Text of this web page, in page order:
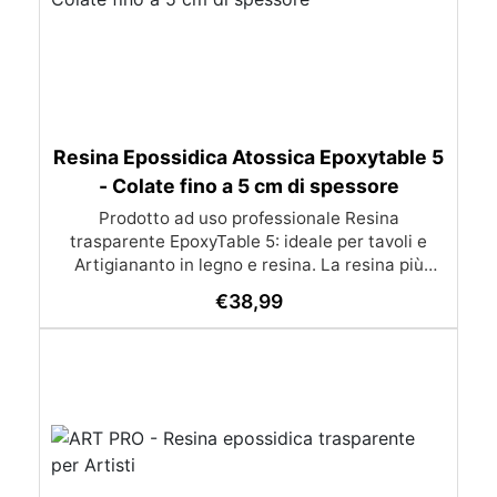
Resina Epossidica Atossica Epoxytable 5
- Colate fino a 5 cm di spessore
Prodotto ad uso professionale Resina
trasparente EpoxyTable 5: ideale per tavoli e
Artigiananto in legno e resina. La resina più
perfetta per colate di alto spessore fino a 5 cm.
Applicazioni Principali: Realizzazione di tavoli in
monete, pietre, ecc) Colate riempitive in
spessore dentro stampi e cassaforme
Caratteristiche principali: ✅ Bassissima
€38,99